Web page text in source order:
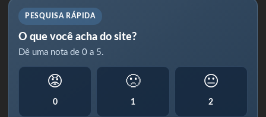
PESQUISA RÁPIDA
O que você acha do site?
Dê uma nota de 0 a 5.
😡
0
🙁
1
😐
2